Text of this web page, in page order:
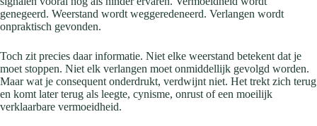
genegeerd. Weerstand wordt weggeredeneerd. Verlangen wordt
onpraktisch gevonden.
Toch zit precies daar informatie. Niet elke weerstand betekent dat je
moet stoppen. Niet elk verlangen moet onmiddellijk gevolgd worden.
Maar wat je consequent onderdrukt, verdwijnt niet. Het trekt zich terug
en komt later terug als leegte, cynisme, onrust of een moeilijk
verklaarbare vermoeidheid.